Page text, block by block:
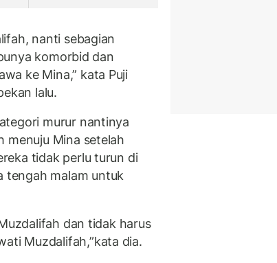
nanti sebagian
komorbid dan
ke Mina,” kata Puji
lalu.
murur nantinya
menuju Mina setelah
tidak perlu turun di
tengah malam untuk
dan tidak harus
Muzdalifah,”kata dia.